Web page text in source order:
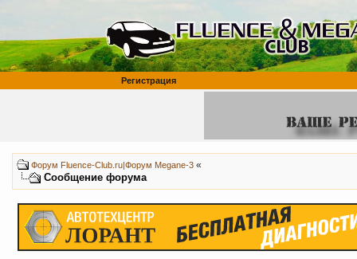
Регистрация
Форум Fluence-Club.ru|Форум Megane-3 «
Сообщение форума